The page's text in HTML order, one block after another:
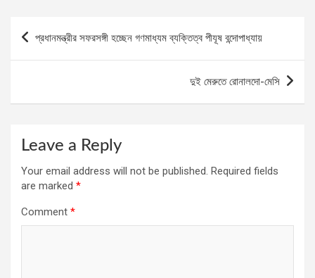
navigation
প্রধানমন্ত্রীর সফরসঙ্গী হচ্ছেন গণমাধ্যম ব্যক্তিত্ব পীযূষ বন্দোপাধ্যায়
দুই মেরুতে রোনালদো-মেসি
Leave a Reply
Your email address will not be published. Required fields
are marked *
Comment *